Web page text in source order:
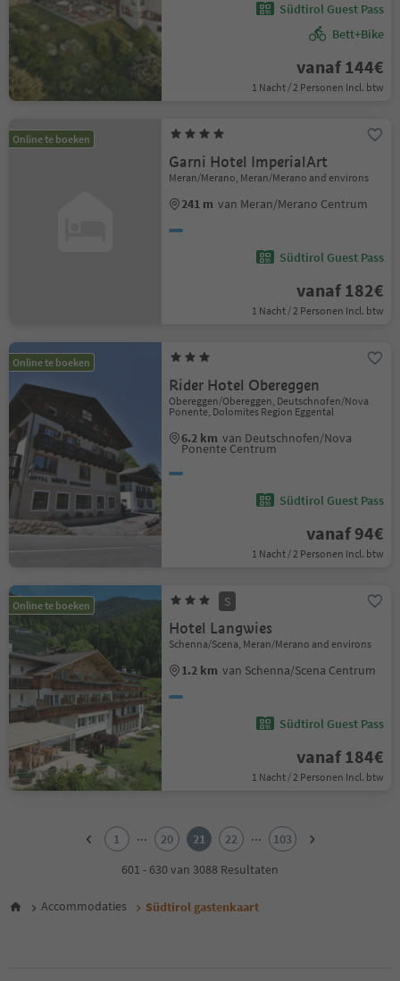
Südtirol Guest Pass
Bett+Bike
vanaf 144€
1 Nacht / 2 Personen Incl. btw
Online te boeken
Garni Hotel ImperialArt
Meran/Merano, Meran/Merano and environs
241 m van Meran/Merano Centrum
Südtirol Guest Pass
vanaf 182€
1 Nacht / 2 Personen Incl. btw
Online te boeken
Rider Hotel Obereggen
Obereggen/Obereggen, Deutschnofen/Nova
Ponente, Dolomites Region Eggental
6.2 km van Deutschnofen/Nova
Ponente Centrum
Südtirol Guest Pass
vanaf 94€
1 Nacht / 2 Personen Incl. btw
Online te boeken S
Hotel Langwies
Schenna/Scena, Meran/Merano and environs
1.2 km van Schenna/Scena Centrum
Südtirol Guest Pass
vanaf 184€
1 Nacht / 2 Personen Incl. btw
6
1 ... 20 21 22 ...
103
601 - 630 van 3088 Resultaten
Accommodaties Südtirol gastenkaart